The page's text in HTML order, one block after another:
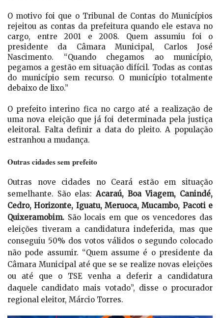
O motivo foi que o Tribunal de Contas do Municípios
rejeitou as contas da prefeitura quando ele estava no
cargo, entre 2001 e 2008. Quem assumiu foi o
presidente da Câmara Municipal, Carlos José
Nascimento. “Quando chegamos ao município,
pegamos a gestão em situação difícil. Todas as contas
do município sem recurso. O município totalmente
debaixo de lixo.”
O prefeito interino fica no cargo até a realização de
uma nova eleição que já foi determinada pela justiça
eleitoral. Falta definir a data do pleito. A população
estranhou a mudança.
Outras cidades sem prefeito
Outras nove cidades no Ceará estão em situação
semelhante. São elas: Acaraú, Boa Viagem, Canindé,
Cedro, Horizonte, Iguatu, Meruoca, Mucambo, Pacoti e
Quixeramobim. São locais em que os vencedores das
eleições tiveram a candidatura indeferida, mas que
conseguiu 50% dos votos válidos o segundo colocado
não pode assumir. “Quem assume é o presidente da
Câmara Municipal até que se se realize novas eleições
ou até que o TSE venha a deferir a candidatura
daquele candidato mais votado”, disse o procurador
regional eleitor, Márcio Torres.